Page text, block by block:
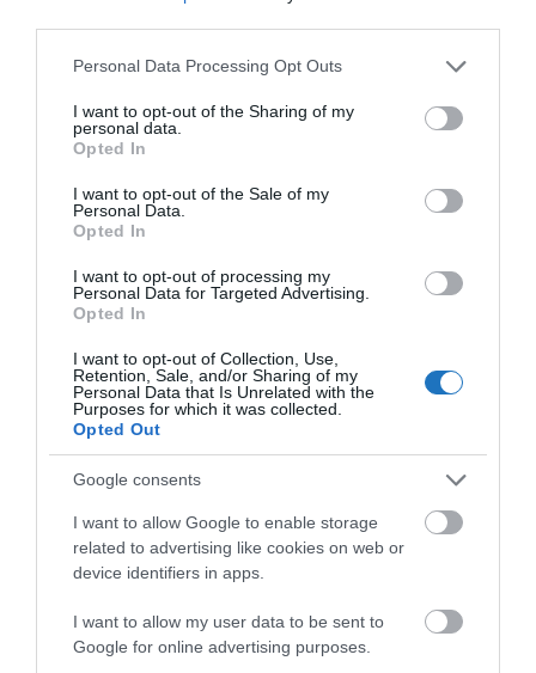
Please note that this website/app uses one or more Google
not limited to your visit or usage behaviour. You may click to
grant or deny consent to Google and its third-party tags to
use your data for below specified purposes in below Google
consent section.
Personal Data Processing Opt Outs
I want to opt-out of the Sharing of my
personal data.
Opted In
I want to opt-out of the Sale of my
Personal Data.
Opted In
I want to opt-out of processing my
Personal Data for Targeted Advertising.
Opted In
I want to opt-out of Collection, Use,
Retention, Sale, and/or Sharing of my
Personal Data that Is Unrelated with the
Purposes for which it was collected.
Opted Out
Google consents
I want to allow Google to enable storage
related to advertising like cookies on web or
device identifiers in apps.
I want to allow my user data to be sent to
Google for online advertising purposes.
Ebben az új, kibővített beruházási migrációs
programban az előírt 30 millió hongkongi dollár egy